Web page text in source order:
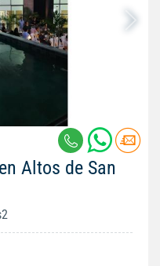
Altos de San